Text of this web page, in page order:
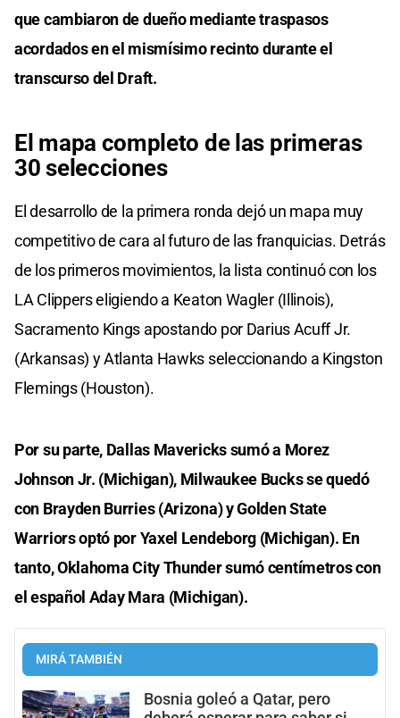
que cambiaron de dueño mediante traspasos
acordados en el mismísimo recinto durante el
transcurso del Draft.
El mapa completo de las primeras
30 selecciones
El desarrollo de la primera ronda dejó un mapa muy
competitivo de cara al futuro de las franquicias. Detrás
de los primeros movimientos, la lista continuó con los
LA Clippers eligiendo a Keaton Wagler (Illinois),
Sacramento Kings apostando por Darius Acuff Jr.
(Arkansas) y Atlanta Hawks seleccionando a Kingston
Flemings (Houston).
Por su parte, Dallas Mavericks sumó a Morez
Johnson Jr. (Michigan), Milwaukee Bucks se quedó
con Brayden Burries (Arizona) y Golden State
Warriors optó por Yaxel Lendeborg (Michigan). En
tanto, Oklahoma City Thunder sumó centímetros con
el español Aday Mara (Michigan).
MIRÁ TAMBIÉN
Bosnia goleó a Qatar, pero